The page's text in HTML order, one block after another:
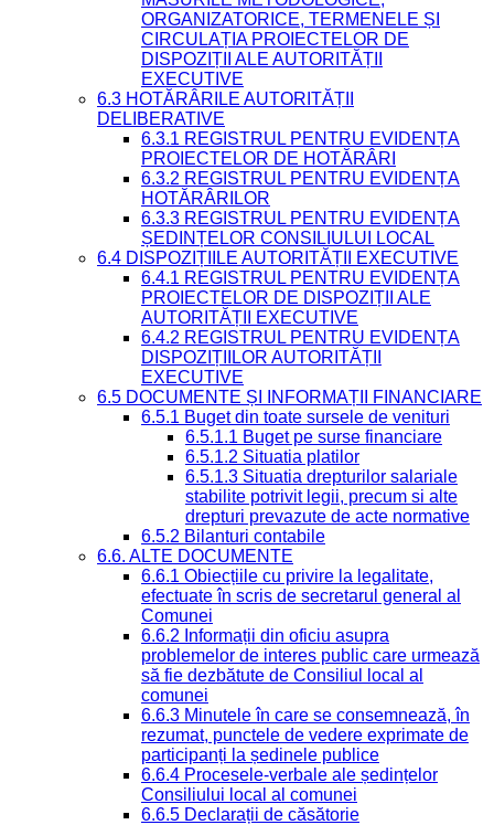
ORGANIZATORICE, TERMENELE ȘI
CIRCULAȚIA PROIECTELOR DE
DISPOZIȚII ALE AUTORITĂȚII
EXECUTIVE
6.3 HOTĂRÂRILE AUTORITĂȚII
DELIBERATIVE
6.3.1 REGISTRUL PENTRU EVIDENȚA
PROIECTELOR DE HOTĂRÂRI
6.3.2 REGISTRUL PENTRU EVIDENȚA
HOTĂRÂRILOR
6.3.3 REGISTRUL PENTRU EVIDENȚA
ȘEDINȚELOR CONSILIULUI LOCAL
6.4 DISPOZIȚIILE AUTORITĂȚII EXECUTIVE
6.4.1 REGISTRUL PENTRU EVIDENȚA
PROIECTELOR DE DISPOZIȚII ALE
AUTORITĂȚII EXECUTIVE
6.4.2 REGISTRUL PENTRU EVIDENȚA
DISPOZIȚIILOR AUTORITĂȚII
EXECUTIVE
6.5 DOCUMENTE ȘI INFORMAȚII FINANCIARE
6.5.1 Buget din toate sursele de venituri
6.5.1.1 Buget pe surse financiare
6.5.1.2 Situatia platilor
6.5.1.3 Situatia drepturilor salariale
stabilite potrivit legii, precum si alte
drepturi prevazute de acte normative
6.5.2 Bilanturi contabile
6.6. ALTE DOCUMENTE
6.6.1 Obiecțiile cu privire la legalitate,
efectuate în scris de secretarul general al
Comunei
6.6.2 Informații din oficiu asupra
problemelor de interes public care urmează
să fie dezbătute de Consiliul local al
comunei
6.6.3 Minutele în care se consemnează, în
rezumat, punctele de vedere exprimate de
participanți la ședinele publice
6.6.4 Procesele-verbale ale ședințelor
Consiliului local al comunei
6.6.5 Declarații de căsătorie